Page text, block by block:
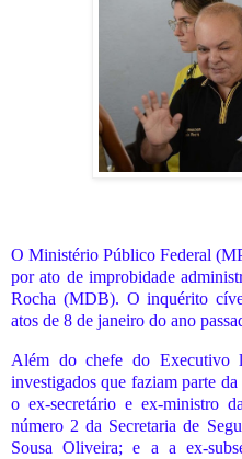
O Ministério Público Federal
por ato de improbidade
Rocha (MDB). O inquérito
atos de 8 de janeiro do ano
Além do chefe do Executivo
investigados que faziam parte
o ex-secretário e ex-ministro
número 2 da Secretaria de
Sousa Oliveira; e a a ex-